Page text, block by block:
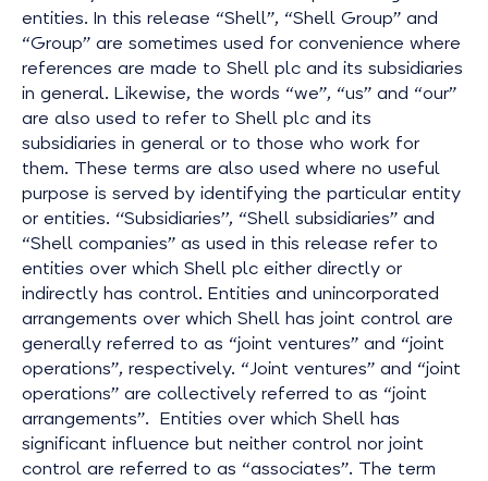
entities. In this release “Shell”, “Shell Group” and
“Group” are sometimes used for convenience where
references are made to Shell plc and its subsidiaries
in general. Likewise, the words “we”, “us” and “our”
are also used to refer to Shell plc and its
subsidiaries in general or to those who work for
them. These terms are also used where no useful
purpose is served by identifying the particular entity
or entities. ‘‘Subsidiaries’’, “Shell subsidiaries” and
“Shell companies” as used in this release refer to
entities over which Shell plc either directly or
indirectly has control. Entities and unincorporated
arrangements over which Shell has joint control are
generally referred to as “joint ventures” and “joint
operations”, respectively. “Joint ventures” and “joint
operations” are collectively referred to as “joint
arrangements”. Entities over which Shell has
significant influence but neither control nor joint
control are referred to as “associates”. The term